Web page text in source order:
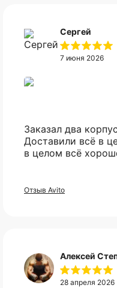
Сергей
7 июня 2026
Заказал два
Доставили всё в
в целом всё
Отзыв Avito
Алексей
28 апреля 2026
вам
Telegram